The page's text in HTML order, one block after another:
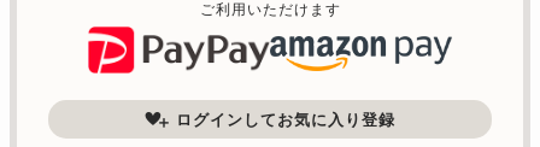
ご利用いただけます
ログインしてお気に入り登録